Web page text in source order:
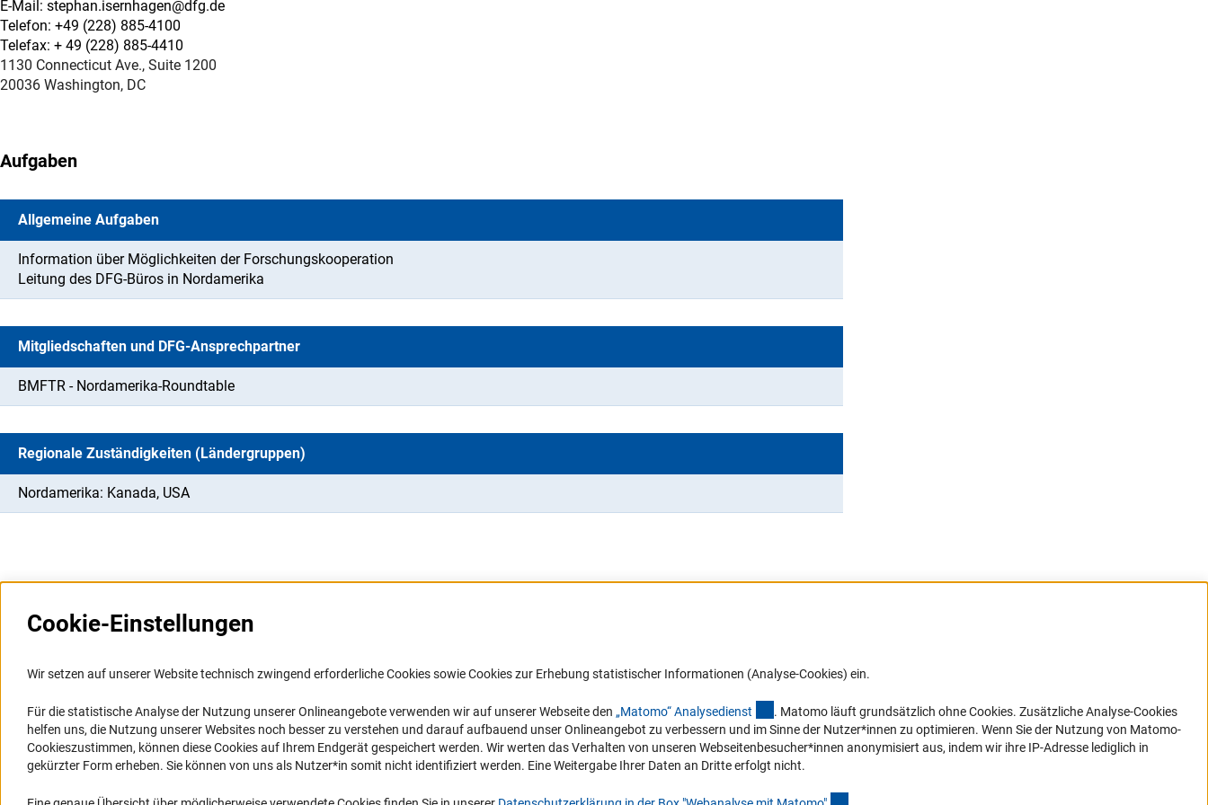
E-Mail: stephan.isernhagen@dfg.de
Telefon: +49 (228) 885-4100
Telefax: + 49 (228) 885-4410
1130 Connecticut Ave., Suite 1200
20036 Washington, DC
Aufgaben
Allgemeine Aufgaben
Information über Möglichkeiten der Forschungskooperation
Leitung des DFG-Büros in Nordamerika
Mitgliedschaften und DFG-Ansprechpartner
BMFTR - Nordamerika-Roundtable
Regionale Zuständigkeiten (Ländergruppen)
Nordamerika: Kanada, USA
Informationssysteme
Portal Wissenschaftliche Integrität
GEPRIS
GEPRIS historisch
FAQ
Karriere
Logo und Corporate Design
mit Behinderungen
Erklärung zur Barrierefreiheit
Barriere melden
in Ihr Mailpostfach oder schauen Sie sich
die Ausgaben online an.
Zum Newsletter
Cookie-Einstellungen
Wir setzen auf unserer Website technisch zwingend erforderliche Cookies sowie Cookies zur Erhebung statistischer Informationen (Analyse-Cookies) ein.
Für die statistische Analyse der Nutzung unserer Onlineangebote verwenden wir auf unserer Webseite den „Matomo“ Analysedienst (externer Link)
. Matomo läuft grundsätzlich ohne Cookies. Zusätzliche Analyse-Cookies
helfen uns, die Nutzung unserer Websites noch besser zu verstehen und darauf aufbauend unser Onlineangebot zu verbessern und im Sinne der Nutzer*innen zu optimieren. Wenn Sie der Nutzung von Matomo-
Cookieszustimmen, können diese Cookies auf Ihrem Endgerät gespeichert werden. Wir werten das Verhalten von unseren Webseitenbesucher*innen anonymisiert aus, indem wir ihre IP-Adresse lediglich in
gekürzter Form erheben. Sie können von uns als Nutzer*in somit nicht identifiziert werden. Eine Weitergabe Ihrer Daten an Dritte erfolgt nicht.